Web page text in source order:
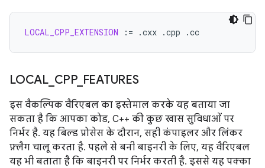
LOCAL_CPP_EXTENSION := .cxx .cpp
LOCAL_ CPP_ FEATURES
इस वैकल्पिक वैरिएबल का इस्तेमाल करके यह बताया जा
सकता है कि आपका कोड, C++ की कुछ खास सुविधाओं पर
निर्भर है. यह बिल्ड प्रोसेस के दौरान, सही कंपाइलर और लिंकर
फ़्लैग चालू करता है. पहले से बनी बाइनरी के लिए, यह वैरिएबल
यह भी बताता है कि बाइनरी पर निर्भर करती है. इससे यह पक्का